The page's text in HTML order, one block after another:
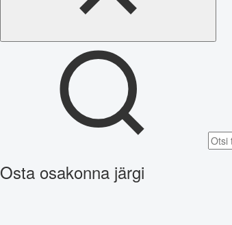
Osta osakonna järgi